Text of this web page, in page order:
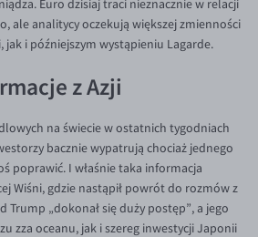
Euro dzisiaj traci nieznacznie w relacji
ale analitycy oczekują większej zmienności
jak i późniejszym wystąpieniu Lagarde.
z Azji
na świecie w ostatnich tygodniach
bacznie wypatrują chociaż jednego
poprawić. I właśnie taka informacja
Wiśni, gdzie nastąpił powrót do rozmów z
Trump „dokonał się duży postęp”, a jego
zza oceanu, jak i szereg inwestycji Japonii